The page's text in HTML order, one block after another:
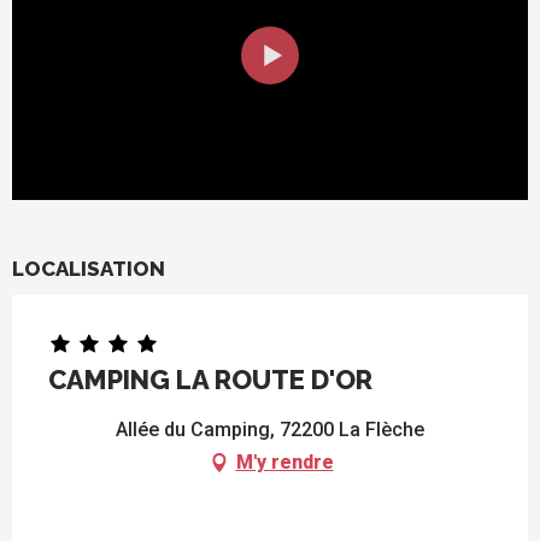
LOCALISATION
CAMPING LA ROUTE D'OR
Allée du Camping, 72200 La Flèche
M'y rendre